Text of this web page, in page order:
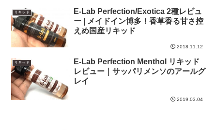
リキッド
E-Lab Perfection/Exotica 2種レビュ
ー | メイドイン博多！香草香る甘さ控
えめ国産リキッド
2018.11.12
リキッド
E-Lab Perfection Menthol リキッド
レビュー｜サッパリメンソのアールグ
レイ
2019.03.04